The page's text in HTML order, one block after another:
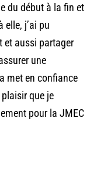
du début à la fin et
elle, j’ai pu
et aussi partager
une
met en confiance
plaisir que je
pour la JMEC